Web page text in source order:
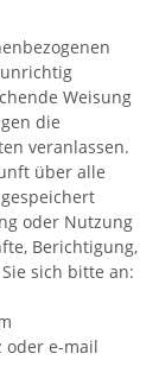
Weisung
die
veranlassen.
über alle
oder Nutzung
Berichtigung,
sich bitte an:
oder e-mail